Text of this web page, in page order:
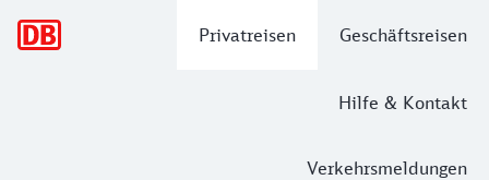
Privatreisen Geschäftsreisen
Hilfe & Kontakt
Verkehrsmeldungen